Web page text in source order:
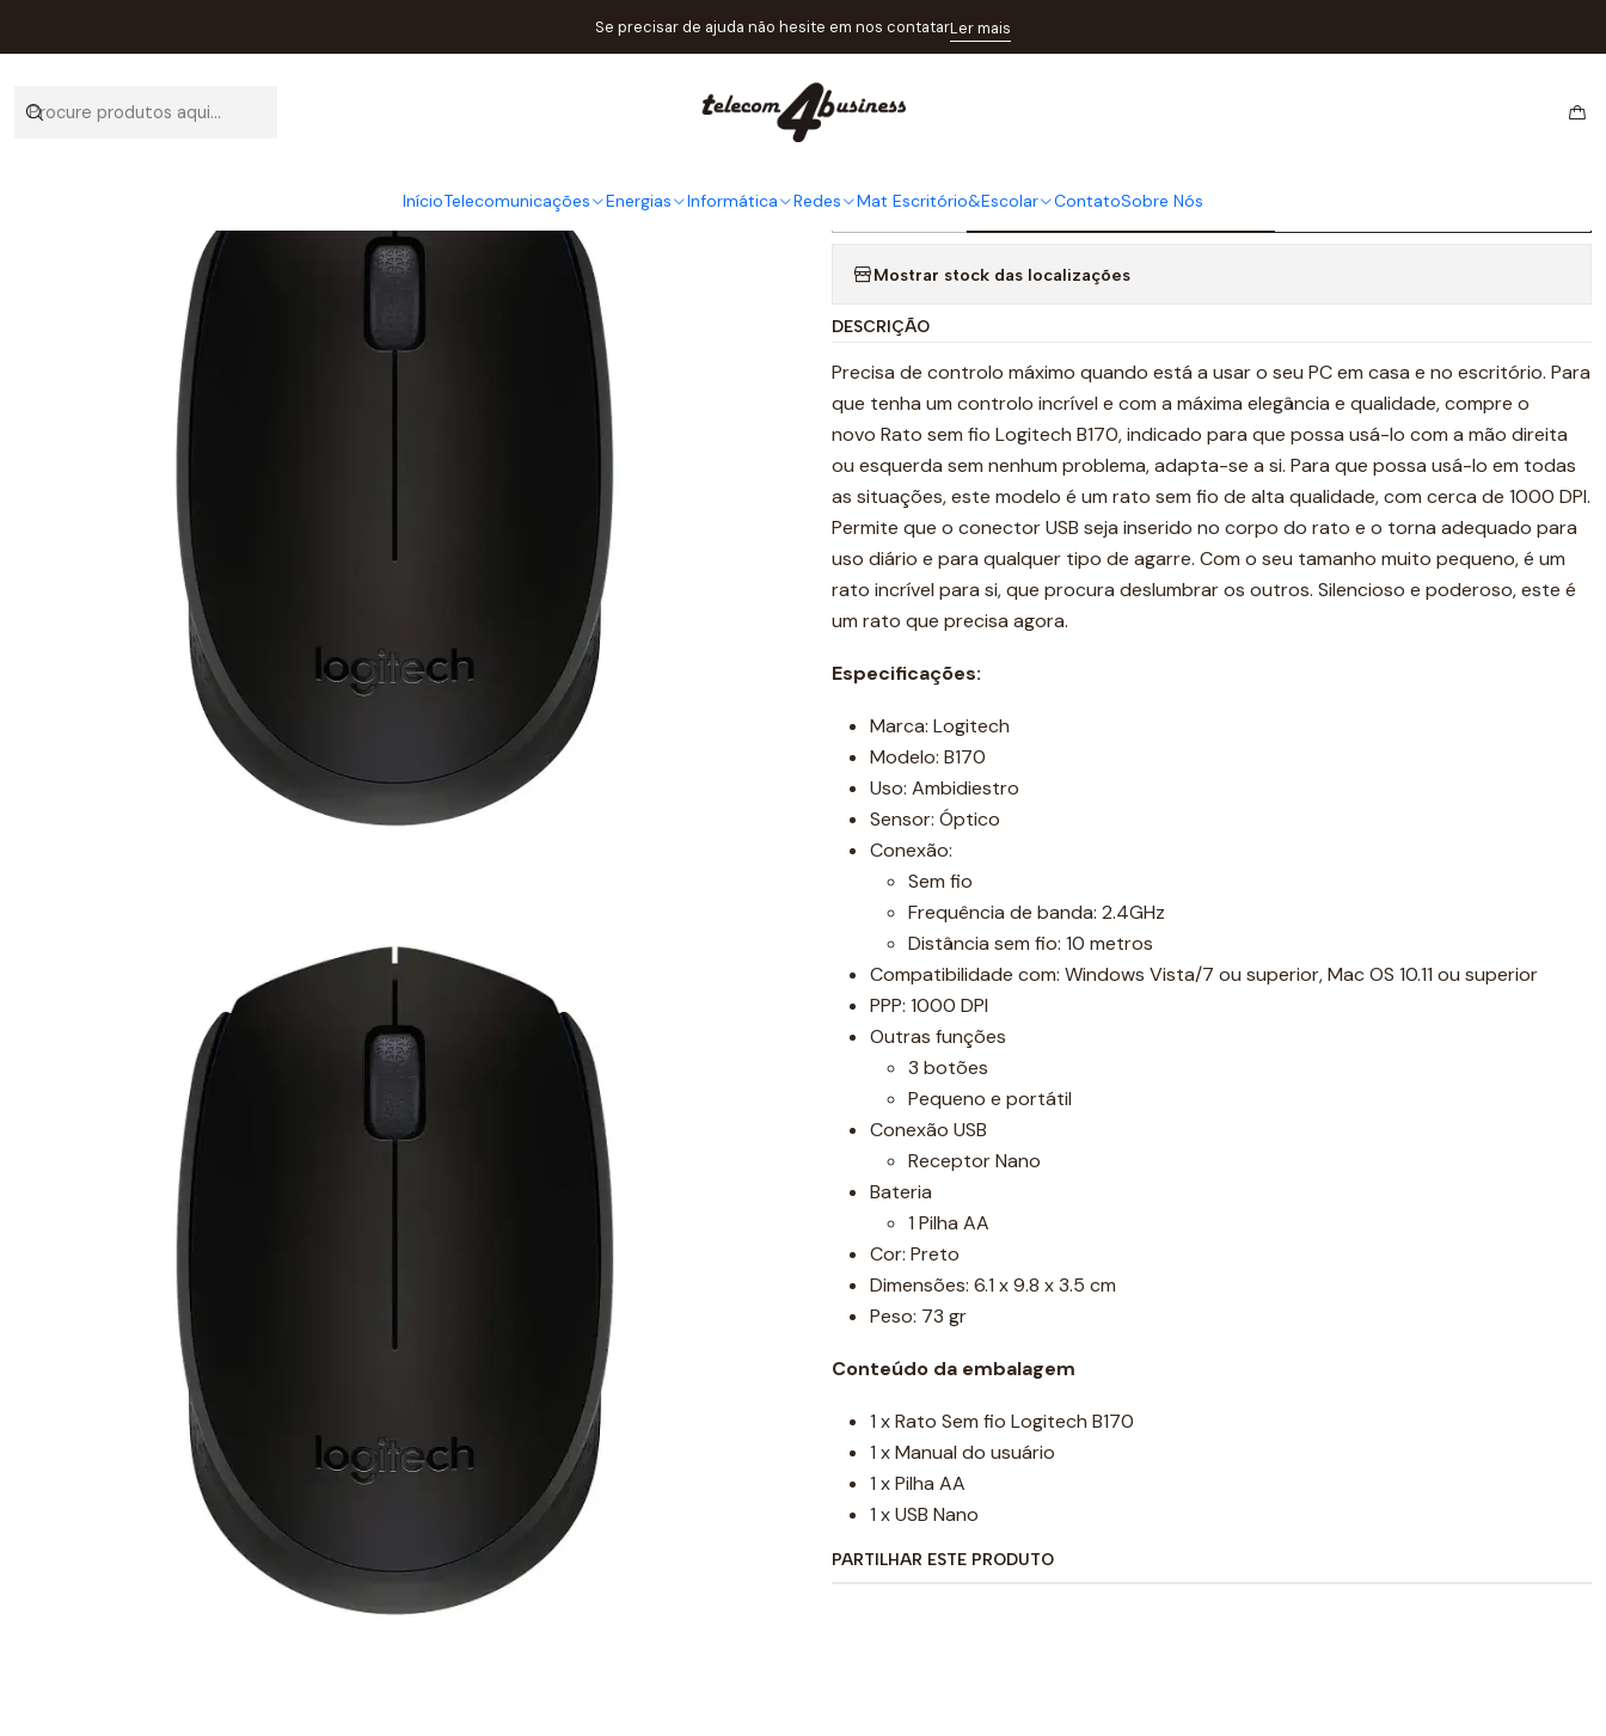
InícioTelecomunicações Energias Informática Redes Mat Escritório&Escolar ContatoSobre Nós
Se precisar de ajuda não hesite em nos contatarLer mais
Catálogo Informática Teclados&Ratos Rato Logitech sem fios B170 Preto
|Rato Logitech sem fios B170 Preto
Adicionar ao Carrinho
Mostrar stock das localizações
DESCRIÇÃO
Precisa de controlo máximo quando está a usar o seu PC em casa e no escritório. Para
que tenha um controlo incrível e com a máxima elegância e qualidade, compre o
novo Rato sem fio Logitech B170, indicado para que possa usá-lo com a mão direita
ou esquerda sem nenhum problema, adapta-se a si. Para que possa usá-lo em todas
as situações, este modelo é um rato sem fio de alta qualidade, com cerca de 1000 DPI.
Permite que o conector USB seja inserido no corpo do rato e o torna adequado para
uso diário e para qualquer tipo de agarre. Com o seu tamanho muito pequeno, é um
rato incrível para si, que procura deslumbrar os outros. Silencioso e poderoso, este é
um rato que precisa agora.
Especificações:
Marca: Logitech
Modelo: B170
Uso: Ambidiestro
Sensor: Óptico
Conexão:
Sem fio
Frequência de banda: 2.4GHz
Distância sem fio: 10 metros
Compatibilidade com: Windows Vista/7 ou superior, Mac OS 10.11 ou superior
PPP: 1000 DPI
Outras funções
3 botões
Pequeno e portátil
Conexão USB
Receptor Nano
Bateria
1 Pilha AA
Cor: Preto
Dimensões: 6.1 x 9.8 x 3.5 cm
Peso: 73 gr
Conteúdo da embalagem
1 x Rato Sem fio Logitech B170
1 x Manual do usuário
1 x Pilha AA
1 x USB Nano
PARTILHAR ESTE PRODUTO